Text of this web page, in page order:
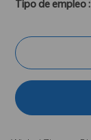
Tipo de empleo :